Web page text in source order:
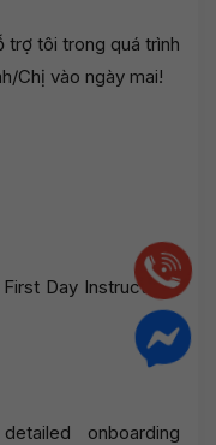
trợ tôi trong quá trình
Chị vào ngày mai!
Day Instructions
onboarding